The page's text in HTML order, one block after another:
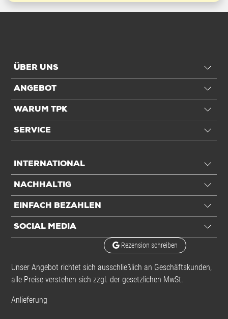
ÜBER UNS
ANGEBOT
WARUM TPK
SERVICE
INTERNATIONAL
NACHHALTIG
EINFACH BEZAHLEN
SOCIAL MEDIA
Rezension schreiben
Unser Angebot richtet sich ausschließlich an Geschäftskunden,
alle Preise verstehen sich zzgl. der gesetzlichen MwSt.
Anlieferung